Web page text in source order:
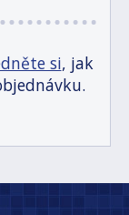
si, jak